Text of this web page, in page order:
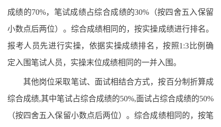
成绩的70%，笔试成绩占综合成绩的30%（按四舍五入保留
小数点后两位）。综合成绩相同的，按实操成绩进行排名。
报考人员先进行实操，依据实操成绩排名，按照1:3比例确
定入围笔试人员，实操末位成绩相同的一并入围。
其他岗位采取笔试、面试相结合方式，按百分制折算成
综合成绩,其中笔试占综合成绩的50%,面试占综合成绩的50%
（按四舍五入保留小数点后两位）。综合成绩相同的，按笔